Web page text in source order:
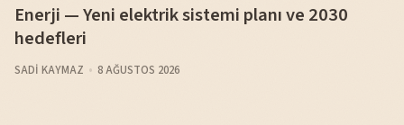
Enerji — Yeni elektrik sistemi planı ve 2030
hedefleri
SADI KAYMAZ 8 AĞUSTOS 2026